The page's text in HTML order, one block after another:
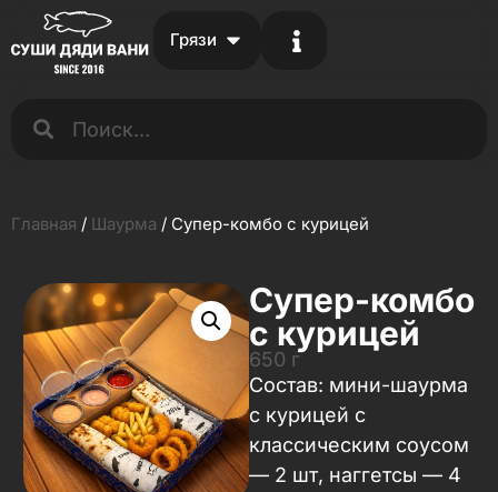
Грязи
Главная / Шаурма / Супер-комбо с курицей
Супер-комбо
с курицей
650 г
Состав: мини-шаурма
с курицей с
классическим соусом
— 2 шт, наггетсы — 4